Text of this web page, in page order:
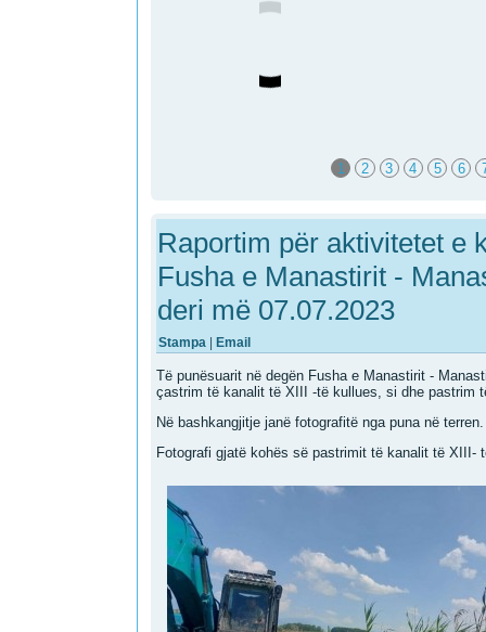
1 2 3 4 5 6
Raportim për aktivitetet e
Fusha e Manastirit -
deri më 07.07.2023
Stampa | Email
Të punësuarit në degën Fusha e Manastirit -
çastrim të kanalit të XIII -të kullues, si dhe pastrim
Në bashkangjitje janë fotografitë nga puna në terren.
Fotografi gjatë kohës së pastrimit të kanalit të XIII-